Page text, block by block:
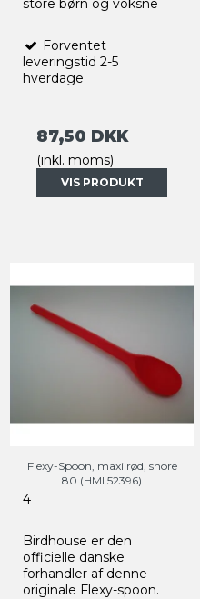
store børn og voksne
Forventet
leveringstid 2-5
hverdage
87,50 DKK
(inkl. moms)
VIS PRODUKT
Flexy-Spoon, maxi rød, shore
80 (HMI 52396)
4
Birdhouse er den
officielle danske
forhandler af denne
originale Flexy-spoon.